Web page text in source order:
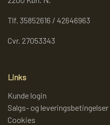
Tlf. 35852616 / 42646963
Cvr. 27053343
Links
Kunde login
Salgs- og leveringsbetingelser
Cookies